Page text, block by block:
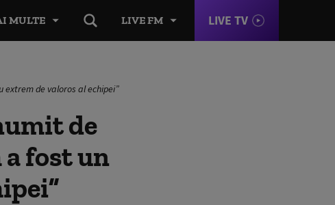
LIVE FM LIVE TV
MULTE
extrem de valoros al echipei”
de
fost un